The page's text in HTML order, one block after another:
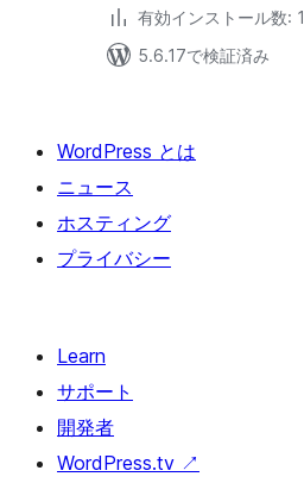
有効インストール数:
5.6.17で検証済み
WordPress とは
ニュース
ホスティング
プライバシー
Learn
サポート
開発者
WordPress.tv ↗